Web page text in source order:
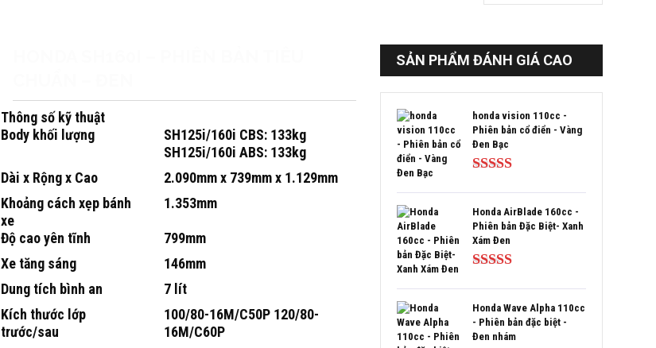
Thông số kỹ thuật
Body khối lượng
SH125i/160i CBS: 133kg
SH125i/160i ABS: 133kg
Dài x Rộng x Cao
2.090mm x 739mm x 1.129mm
Khoảng cách xẹp bánh
xe
1.353mm
Độ cao yên tĩnh
799mm
Xe tăng sáng
146mm
Dung tích bình an
7 lít
Kích thước lớp
trước/sau
100/80-16M/C50P 120/80-
16M/C60P
SẢN PHẨM ĐÁNH GIÁ CAO
honda vision 110cc -
Phiên bản cổ điển - Vàng
Đen Bạc
sao
Honda AirBlade 160cc -
Phiên bản Đặc Biệt- Xanh
Xám Đen
sao
Honda Wave Alpha 110cc
- Phiên bản đặc biệt -
Đen nhám